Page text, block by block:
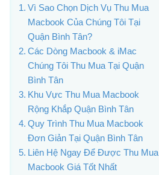
Vì Sao Chọn Dịch Vụ Thu Mua
Macbook Của Chúng Tôi Tại
Quận Bình Tân?
Các Dòng Macbook & iMac
Chúng Tôi Thu Mua Tại Quận
Bình Tân
Khu Vực Thu Mua Macbook
Rộng Khắp Quận Bình Tân
Quy Trình Thu Mua Macbook
Đơn Giản Tại Quận Bình Tân
Liên Hệ Ngay Để Được Thu Mua
Macbook Giá Tốt Nhất